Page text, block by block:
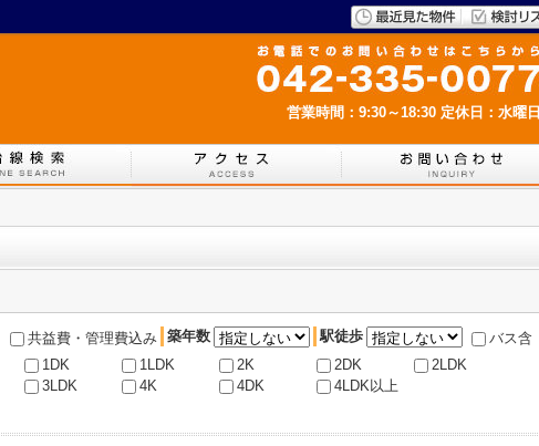
営業時間：9:30～18:30 定休日：水曜日
共益費・管理費込み 築年数 駅徒歩
バス含
1DK 1LDK 2K 2DK
2LDK
3LDK 4K 4DK 4LDK以上